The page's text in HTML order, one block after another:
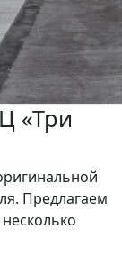
«Три
Предлагаем